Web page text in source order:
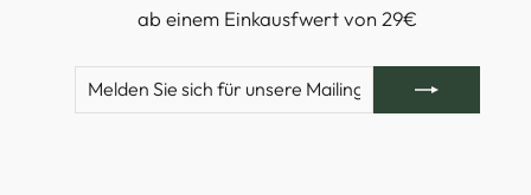
ab einem Einkausfwert von 29€
MELDEN
SIE
SICH
FÜR
ABONNIEREN